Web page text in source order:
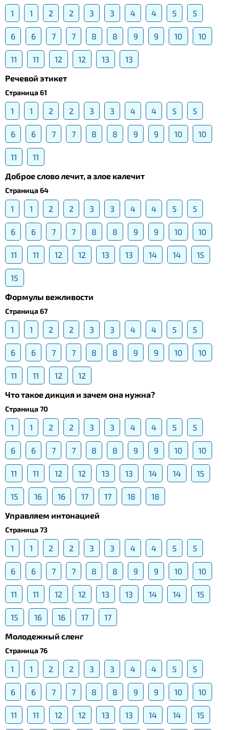
1 1 2 2 3 3 4 4 5 5
6 6 7 7 8 8 9 9 10 10
11 11 12 12 13
13
Речевой этикет
Страница 61
1 1 2 2 3 3 4 4 5 5
6 6 7 7 8 8 9 9 10 10
11
11
Доброе слово лечит, а злое калечит
Страница 64
1 1 2 2 3 3 4 4 5 5
6 6 7 7 8 8 9 9 10 10
11 11 12 12 13 13 14 14 15
15
Формулы вежливости
Страница 67
1 1 2 2 3 3 4 4 5 5
6 6 7 7 8 8 9 9 10 10
11 11 12
12
Что такое дикция и зачем она нужна?
Страница 70
1 1 2 2 3 3 4 4 5 5
6 6 7 7 8 8 9 9 10 10
11 11 12 12 13 13 14 14 15
15 16 16 17 17 18
18
Управляем интонацией
Страница 73
1 1 2 2 3 3 4 4 5 5
6 6 7 7 8 8 9 9 10 10
11 11 12 12 13 13 14 14 15
15 16 16 17
17
Молодежный сленг
Страница 76
1 1 2 2 3 3 4 4 5 5
6 6 7 7 8 8 9 9 10 10
11 11 12 12 13 13 14 14 15